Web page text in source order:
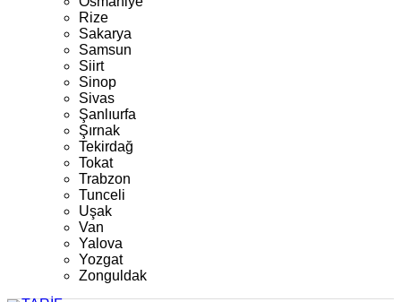
Rize
Sakarya
Samsun
Siirt
Sinop
Sivas
Şanlıurfa
Şırnak
Tekirdağ
Tokat
Trabzon
Tunceli
Uşak
Van
Yalova
Yozgat
Zonguldak